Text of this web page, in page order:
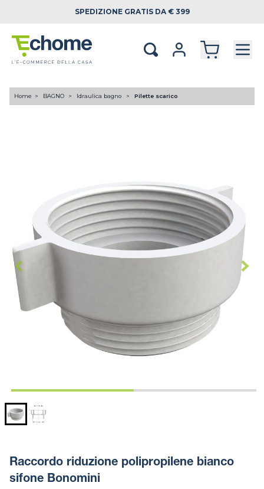
SPEDIZIONE GRATIS DA € 399
Home BAGNO Idraulica bagno Pilette scarico
Raccordo riduzione polipropilene bianco
sifone Bonomini